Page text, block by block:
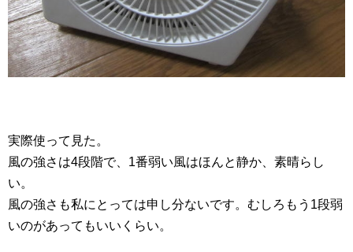
実際使って見た。
風の強さは4段階で、1番弱い風はほんと静か、素晴らし
い。
風の強さも私にとっては申し分ないです。むしろもう1段弱
いのがあってもいいくらい。